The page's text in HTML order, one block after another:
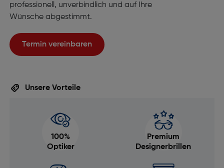
professionell, unverbindlich und auf Ihre
Wünsche abgestimmt.
Termin vereinbaren
Unsere Vorteile
100%
Optiker
Premium
Designerbrillen